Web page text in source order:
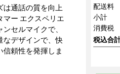
は通話の質を向上
マー エクスペリエ
セルマイクで、
なデザインで、快
頼性を発揮しま
配送料
小計
消費税
税込合